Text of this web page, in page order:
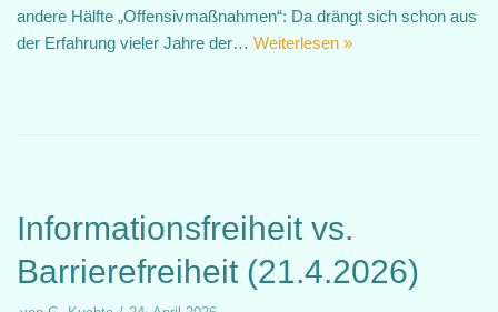
andere Hälfte „Offensivmaßnahmen“: Da drängt sich schon aus
der Erfahrung vieler Jahre der… Weiterlesen »
Informationsfreiheit vs.
Barrierefreiheit (21.4.2026)